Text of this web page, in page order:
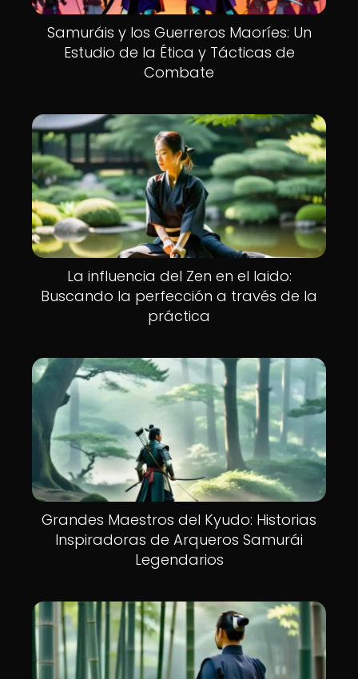
Samuráis y los Guerreros Maoríes: Un
Estudio de la Ética y Tácticas de
Combate
La influencia del Zen en el Iaido:
Buscando la perfección a través de la
práctica
Grandes Maestros del Kyudo: Historias
Inspiradoras de Arqueros Samurái
Legendarios